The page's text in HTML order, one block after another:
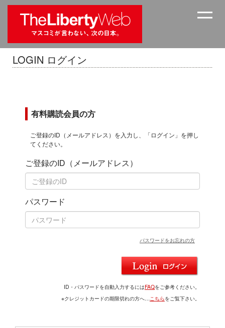
LOGIN ログイン
有料購読会員の方
ご登録のID（メールアドレス）を入力し、「ログイン」を押し
てください。
ご登録のID（メールアドレス）
パスワード
パスワードをお忘れの方
ID・パスワードを自動入力するにはFAQをご参考ください。
※クレジットカードの期限切れの方へ…こちらをご覧下さい。